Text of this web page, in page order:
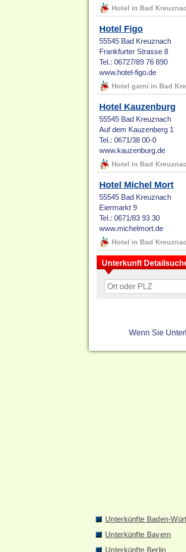
Hotel in Bad
Hotel Figo
55545 Bad Kreuznach
Frankfurter Strasse 8
Tel.: 06727/89 76 890
www.hotel-figo.de
Hotel garni in Bad
Hotel Kauzenburg
55545 Bad Kreuznach
Auf dem Kauzenberg 1
Tel.: 0671/38 00-0
www.kauzenburg.de
Hotel in Bad
Hotel Michel Mort
55545 Bad Kreuznach
Eiermarkt 9
Tel.: 0671/83 93 30
www.michelmort.de
Hotel in Bad
Unterkunft
Wenn Sie
Unterkünfte Baden-
Unterkünfte Bayern
Unterkünfte Berlin